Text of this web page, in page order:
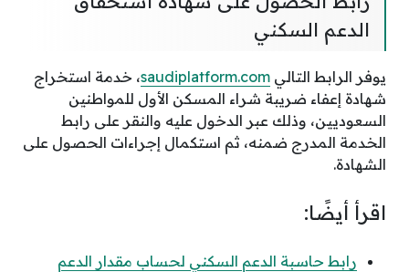
الدعم السكني
يوفر الرابط التالي saudiplatform.com، خدمة استخراج
شهادة إعفاء ضريبة شراء المسكن الأول للمواطنين
السعوديين، وذلك عبر الدخول عليه والنقر على رابط
الخدمة المدرج ضمنه، ثم استكمال إجراءات الحصول على
الشهادة.
اقرأ أيضًا:
رابط حاسبة الدعم السكني لحساب مقدار الدعم